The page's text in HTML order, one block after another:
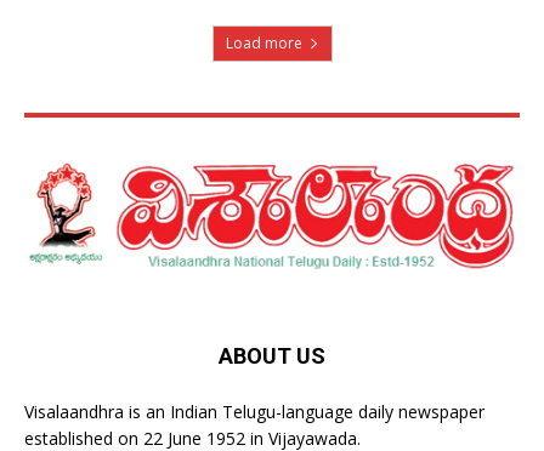
Load more
ABOUT US
Visalaandhra is an Indian Telugu-language daily newspaper
established on 22 June 1952 in Vijayawada.